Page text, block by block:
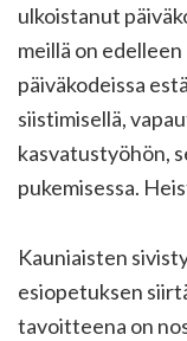
ulkoistanut
meillä on
päiväkodeissa
siistimisellä,
kasvatustyöhön,
pukemisessa.
Kauniaisten
esiopetuksen
tavoitteena on